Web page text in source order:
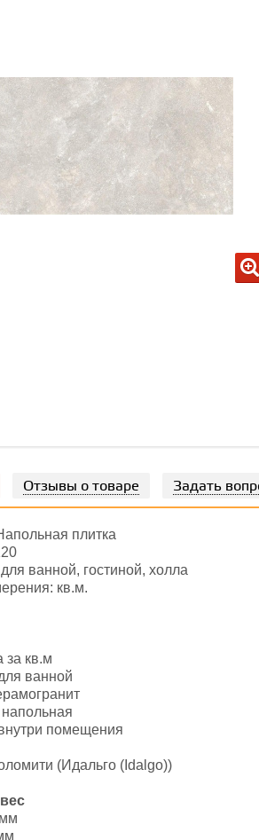
Отзывы о товаре Задать
плитка
ванной, гостиной, холла
кв.м.
за кв.м
ванной
помещения
(Идальго (Idalgo))